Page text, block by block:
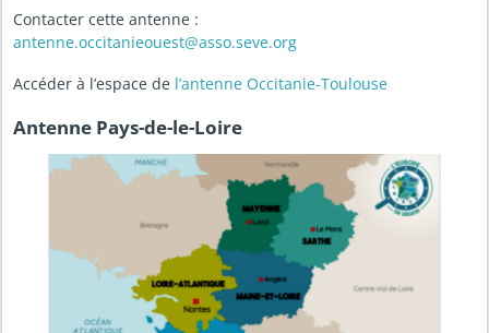
Contacter cette antenne :
antenne.occitanieouest@asso.seve.org
Accéder à l’espace de l’antenne Occitanie-Toulouse
Antenne Pays-de-le-Loire